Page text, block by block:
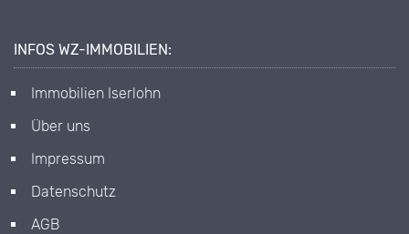
INFOS WZ-IMMOBILIEN:
Immobilien Iserlohn
Über uns
Impressum
Datenschutz
AGB